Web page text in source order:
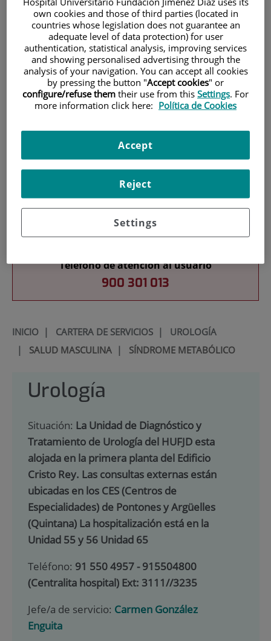
Investigación
Docencia
Teléfono de atención al usuario
900 301 013
INICIO| CARTERA DE SERVICIOS| UROLOGÍA
| SALUD MASCULINA| SÍNDROME METABÓLICO
Urología
Situación: La Unidad de Diagnóstico y
Tratamiento de Urología del HUFJD esta
alojada en la primera planta del Edificio
Cristo Rey. Las consultas externas están
ubicadas en los CES (Centros de
Especialidades) de Pontones y Argüelles
(Quintana) La hospitalización está en la
Unidad 55 y 56 Unidad 65
Teléfono: 91 550 4957 - 915504800
(Centralita hospital) Ext: 3111//3235
Jefe/a de servicio: Carmen González
Enguita
own cookies and those of third parties (located in
countries whose legislation does not guarantee an
adequate level of data protection) for user
authentication, statistical analysis, improving services
and showing personalised advertising through the
analysis of your navigation. You can accept all cookies
by pressing the button "Accept cookies" or
configure/refuse them their use from this Settings. For
more information click here: Política de Cookies
Settings
Reject
Accept